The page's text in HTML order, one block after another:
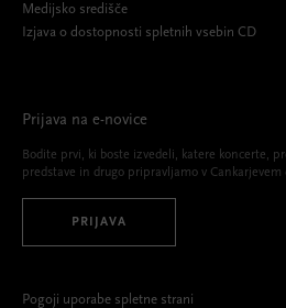
Medijsko središče
Izjava o dostopnosti spletnih vsebin CD
Prijava na e-novice
Bodite prvi, ki boste izvedeli, katere koncerte,
predstave in drugo pripravljamo v Cankarjevem
PRIJAVA
Pogoji uporabe spletne strani